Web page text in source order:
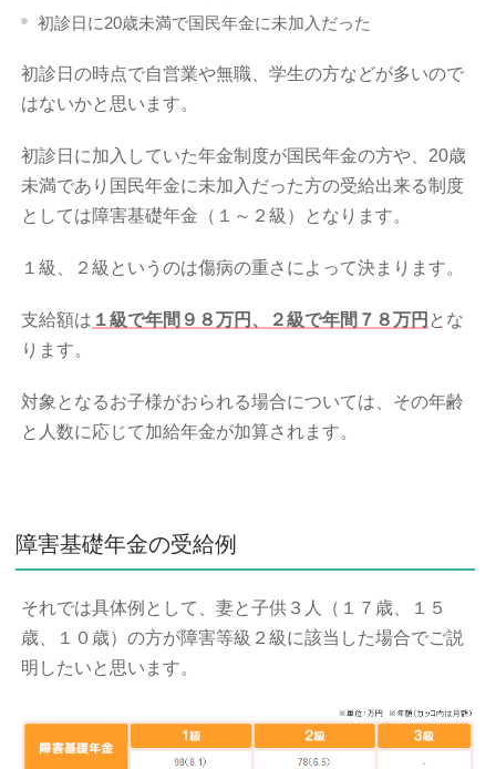
初診日に20歳未満で国民年金に未加入だった
初診日の時点で自営業や無職、学生の方などが多いので
はないかと思います。
初診日に加入していた年金制度が国民年金の方や、20歳
未満であり国民年金に未加入だった方の受給出来る制度
としては障害基礎年金（１～２級）となります。
１級、２級というのは傷病の重さによって決まります。
支給額は １級で年間９８万円、２級で年間７８万円 とな
ります。
対象となるお子様がおられる場合については、その年齢
と人数に応じて加給年金が加算されます。
障害基礎年金の受給例
それでは具体例として、妻と子供３人（１７歳、１５
歳、１０歳）の方が障害等級２級に該当した場合でご説
明したいと思います。